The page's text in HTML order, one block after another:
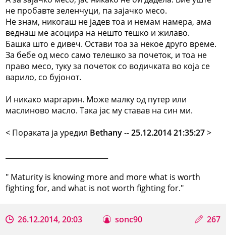
не пробавте зеленчуци, па зајачко месо.
Не знам, никогаш не јадев тоа и немам намера, ама
веднаш ме асоцира на нешто тешко и жилаво.
Башка што е дивеч. Остави тоа за некое друго време.
За бебе од месо само телешко за почеток, и тоа не
право месо, туку за почеток со водичката во која се
варило, со бујонот.
И никако маргарин. Може малку од путер или
маслиново масло. Така јас му ставав на син ми.
< Поракaта ја уредил Bethany--25.12.2014 21:35:27>
" Maturity is knowing more and more what is worth
fighting for, and what is not worth fighting for."
26.12.2014, 20:03 sonc90 267